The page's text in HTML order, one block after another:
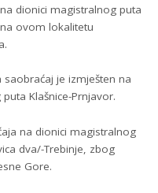
dionici magistralnog puta
ovom lokalitetu
saobraćaj je izmješten na
Klašnice-Prnjavor.
na dionici magistralnog
dva/-Trebinje, zbog
Gore.